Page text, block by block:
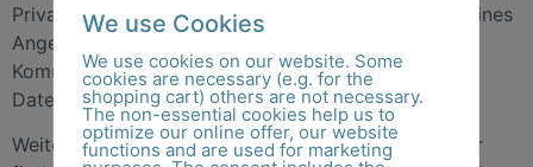
Privacy Framework) angeschlossen, das auf Basis eines
Angemessenheitsbeschlusses der Europäischen
Kommission die Einhaltung des europäischen
Datenschutzniveaus sicherstellt.
Weitere rechtliche Hinweise zu Google Tag Manager
We use Cookies
We use cookies on our website. Some
cookies are necessary (e.g. for the
shopping cart) others are not necessary.
The non-essential cookies help us to
optimize our online offer, our website
functions and are used for marketing